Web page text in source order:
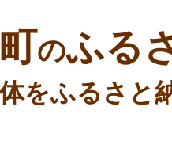
のふる
をふるさと